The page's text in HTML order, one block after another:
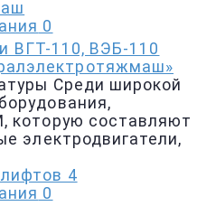
0
ВГТ-110, ВЭБ-110
Среди широкой
которую составляют
электродвигатели,
0